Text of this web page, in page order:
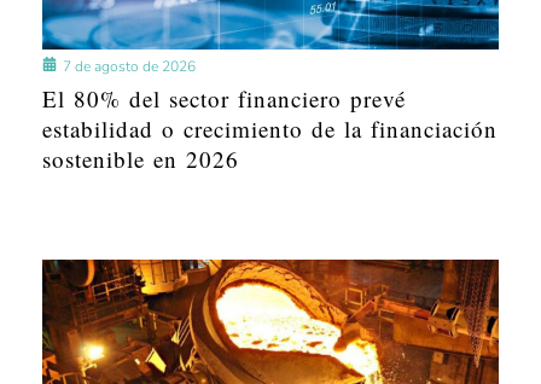
7 de agosto de 2026
El 80% del sector financiero prevé
estabilidad o crecimiento de la financiación
sostenible en 2026